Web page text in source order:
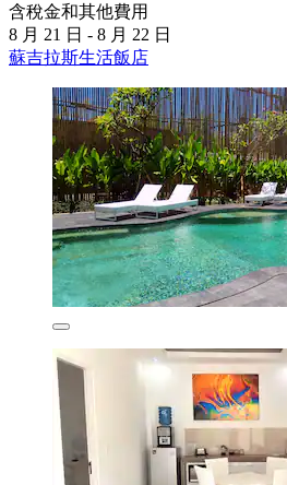
含稅金和其他費用
8 月 21 日 - 8 月 22 日
蘇吉拉斯生活飯店